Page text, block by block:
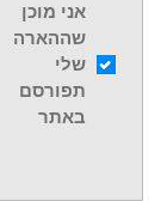
אני מוכן
שההארה
שלי
תפורסם
באתר